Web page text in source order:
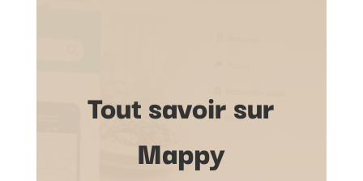
Tout savoir sur
Mappy